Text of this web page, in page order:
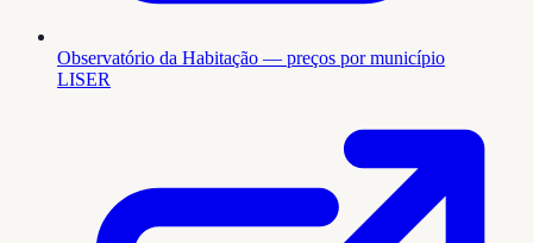
Observatório da Habitação — preços por município
LISER